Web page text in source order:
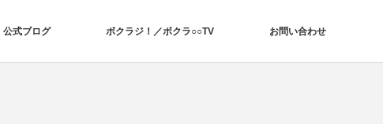
公式ブログ ボクラジ！／ボクラ○○TV お問い合わせ